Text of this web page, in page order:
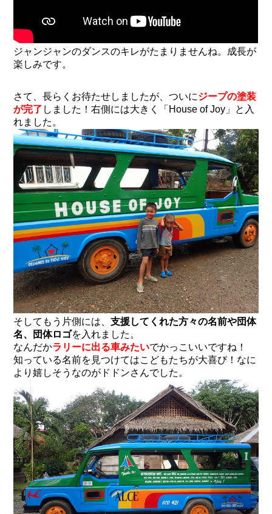
ジャンジャンのダンスのキレがたまりませんね。成長が
楽しみです。
さて、長らくお待たせしましたが、ついにジープの塗装
が完了 しました！右側には大きく「House of Joy」と入
れました。
そしてもう片側には、支援してくれた方々の名前や団体
名、団体ロゴを入れました。
なんだかラリーに出る車みたいでかっこいいですね！
知っている名前を見つけてはこどもたちが大喜び！なに
より嬉しそうなのがドドンさんでした。